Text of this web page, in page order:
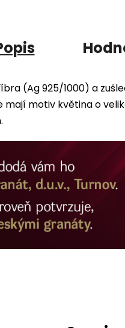
(Ag 925/1000) a
motiv květina o